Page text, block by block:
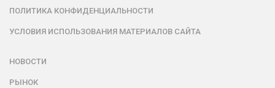
ПОЛИТИКА КОНФИДЕНЦИАЛЬНОСТИ
УСЛОВИЯ ИСПОЛЬЗОВАНИЯ МАТЕРИАЛОВ САЙТА
НОВОСТИ
РЫНОК